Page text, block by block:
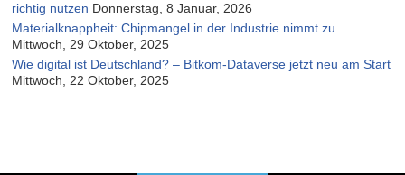
richtig nutzen Donnerstag, 8 Januar, 2026
Materialknappheit: Chipmangel in der Industrie nimmt zu
Mittwoch, 29 Oktober, 2025
Wie digital ist Deutschland? – Bitkom-Dataverse jetzt neu am Start
Mittwoch, 22 Oktober, 2025